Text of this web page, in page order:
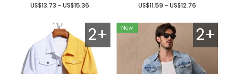
US$11.59 - US$12.76
US$13.73 - US$15.36
2+
2+